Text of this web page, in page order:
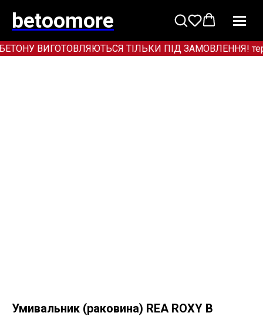
betoomore
ВИГОТОВЛЯЮТЬСЯ ТІЛЬКИ ПІД ЗАМОВЛЕННЯ!
Умивальник (раковина) REA ROXY B